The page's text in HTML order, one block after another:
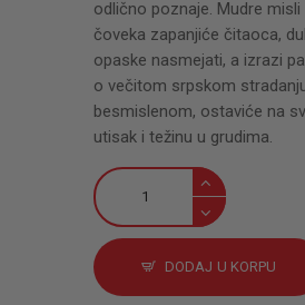
odlično poznaje. Mudre misli
čoveka zapanjiće čitaoca,
opaske nasmejati, a izrazi
o večitom srpskom
besmislenom, ostaviće na
utisak i težinu u grudima.
Oslobađanje
1912.
količina
DODAJ U KORPU